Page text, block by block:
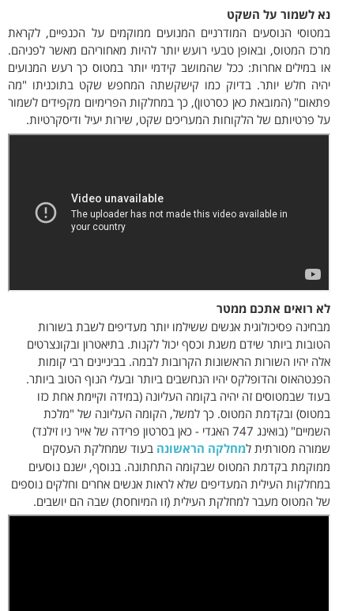
נא לשמור על השקט
במטוסי הנוסעים המודרניים המנועים ממוקמים על הכנפיים, לקראת
מרכז המטוס, ובאופן טבעי רועש יותר להיות מאחוריהם מאשר לפניהם.
או במילים אחרות: ככל שהמושב קידמי יותר במטוס כך רעש המנועים
יהיה חלש יותר. בדיוק כמו קישקשתה המחפש שקט בתוכניתו "מה
פתאום" (המובאת כאן כסרטון), כך במחלקות הפרימיום מקפידים לשמור
על פרטיותם של הלקוחות המעריכים שקט, שירות יעיל ודיסקרטיות.
לא רואים אתכם ממטר
מבחינה פסיכולוגית אנשים ששילמו יותר מעדיפים לשבת בשורות
הטובות ביותר שידם משגת וכסף יכול לקנות. בתיאטרון ובקונצרטים
אלה יהיו השורות הראשונות הקרובות לבמה. בביניינים רבי קומות
הפנטהאוס והדופלקס יהיו הנחשבים ביותר ובעלי הנוף הטוב ביותר.
בעוד שבמטוסים זה יהיה בקומה העליונה (במידה וקיימת אחת כזו
במטוס) ובקדמת המטוס. כך למשל, הקומה העליונה של "מלכת
השמיים" (בואינג 747 האגדי - כאן בסרטון פרידה של אייר ניו זילנד)
שמורה מסורתית למחלקה הראשונה בעוד שמחלקת העסקים
ממוקמת בקדמת המטוס שבקומה התחתונה. בנוסף, ישנם נוסעים
במחלקות העילית המעדיפים שלא לראות אנשים אחרים וחלקים נוספים
של המטוס מעבר למחלקת העילית (זו המיוחסת) שבה הם יושבים.